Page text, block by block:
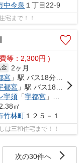
中今泉 １丁目22-9
宅まで！！
等：2,300円 )
2ヶ月
宮 」駅 バス18分 「豊郷南小学校前」 停歩8分
都宮 」駅 バス18分 「豊郷南小学校前」 停歩8分
宇須 「宇都宮 」駅 バス18分 「豊郷南小学校前」 停歩8分
㎡
竹林町 １２５－１
三和住宅まで！！
次の30件へ